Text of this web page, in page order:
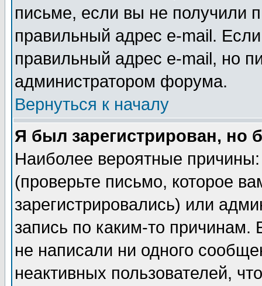
письме, если вы не получили
правильный адрес e-mail.
правильный адрес e-mail, но
администратором форума.
Вернуться к началу
Я был зарегистрирован, но
Наиболее вероятные
(проверьте письмо, которое
зарегистрировались) или
запись по каким-то
не написали ни одного
неактивных пользователей,